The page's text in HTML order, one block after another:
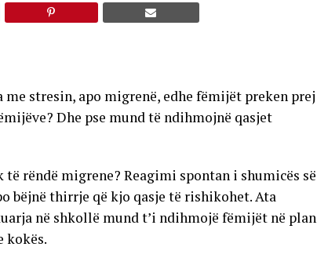
stresin, apo migrenë, edhe fëmijët preken prej
Dhe pse mund të ndihmojnë qasjet
rëndë migrene? Reagimi spontan i shumicës së
bëjnë thirrje që kjo qasje të rishikohet. Ata
në shkollë mund t’i ndihmojë fëmijët në plan
kokës.